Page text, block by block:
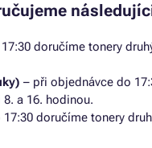
doručíme tonery
– při objednávce do
a 16. hodinou.
doručíme tonery